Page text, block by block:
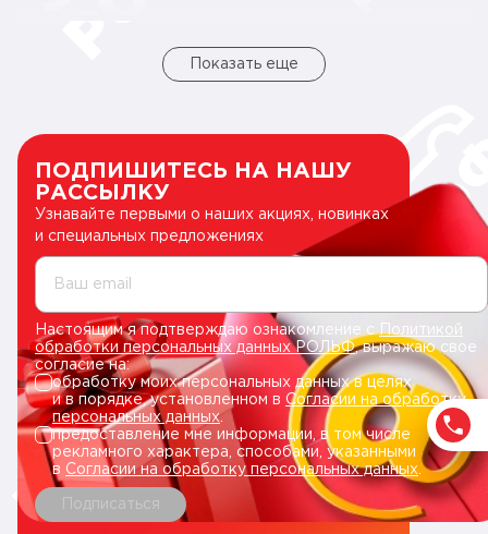
Показать еще
ПОДПИШИТЕСЬ НА НАШУ
РАССЫЛКУ
Узнавайте первыми о наших акциях, новинках
и специальных предложениях
Ваш email
Настоящим я подтверждаю ознакомление сПолитикой
обработки персональных данных РОЛЬФ, выражаю свое
согласие на:
обработку моих персональных данных в целях
и в порядке, установленном в Согласии на обработку
персональных данных.
предоставление мне информации, в том числе
рекламного характера, способами, указанными
в Согласии на обработку персональных данных
Подписаться